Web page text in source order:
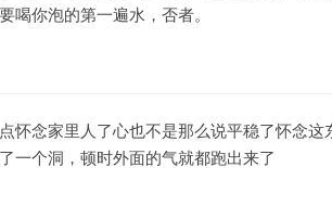
喝你泡的第一遍水，否者。
怀念家里人了心也不是那么说平稳了怀念这
一个洞，顿时外面的气就都跑出来了